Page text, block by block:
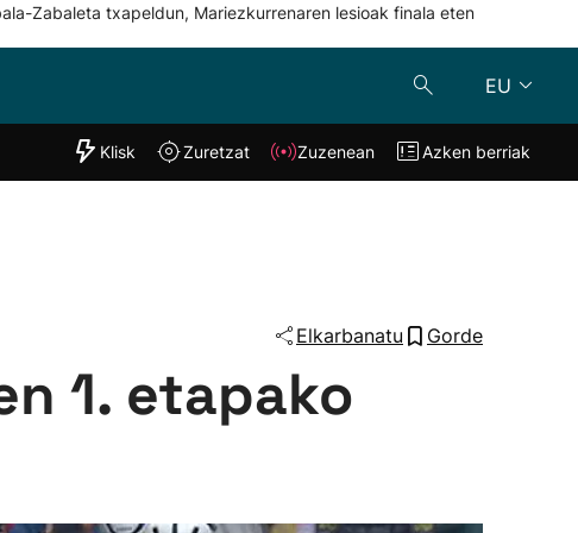
Zabaleta txapeldun, Mariezkurrenaren lesioak finala eten
EU
"Helmuga"
Klisk Zuzenean
Klisk Zuretzat Zuzenean Azken berriak
Elkarbanatu Gorde
1. etapako